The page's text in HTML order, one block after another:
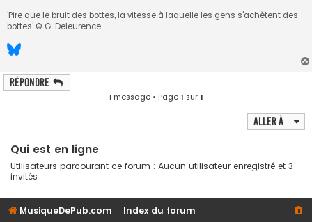
'Pire que le bruit des bottes, la vitesse à laquelle les gens s'achètent des
bottes' © G. Deleurence
Répondre
1 message • Page1 sur1
Aller à
Qui est en ligne
Utilisateurs parcourant ce forum : Aucun utilisateur enregistré et 3
invités
MusiqueDePub.com
Index du forum